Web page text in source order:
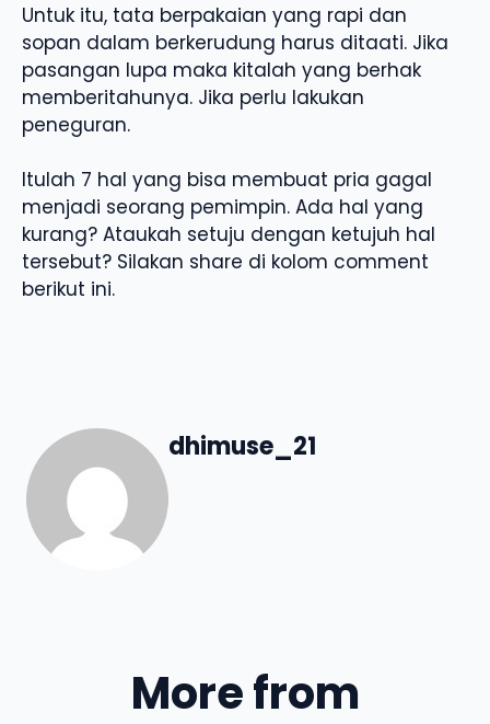
Untuk itu, tata berpakaian yang rapi dan
sopan dalam berkerudung harus ditaati. Jika
pasangan lupa maka kitalah yang berhak
memberitahunya. Jika perlu lakukan
peneguran.
Itulah 7 hal yang bisa membuat pria gagal
menjadi seorang pemimpin. Ada hal yang
kurang? Ataukah setuju dengan ketujuh hal
tersebut? Silakan share di kolom comment
berikut ini.
dhimuse_21
More from